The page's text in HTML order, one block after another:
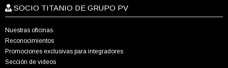
SOCIO TITANIO DE GRUPO PV
Nuestras oficinas
Reconocimientos
Promociones exclusivas para integradores
Sección de videos